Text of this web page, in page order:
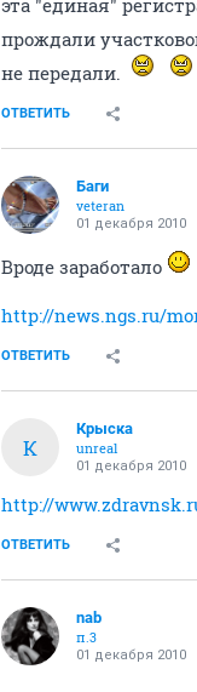
эта "единая"
прождали
не передали.
ОТВЕТИТЬ
Баги
veteran
01 декабря 2010
Вроде заработало
http://news.ngs.ru/
ОТВЕТИТЬ
К
Крыска
unreal
01 декабря 2010
http://
ОТВЕТИТЬ
nab
п.3
01 декабря 2010